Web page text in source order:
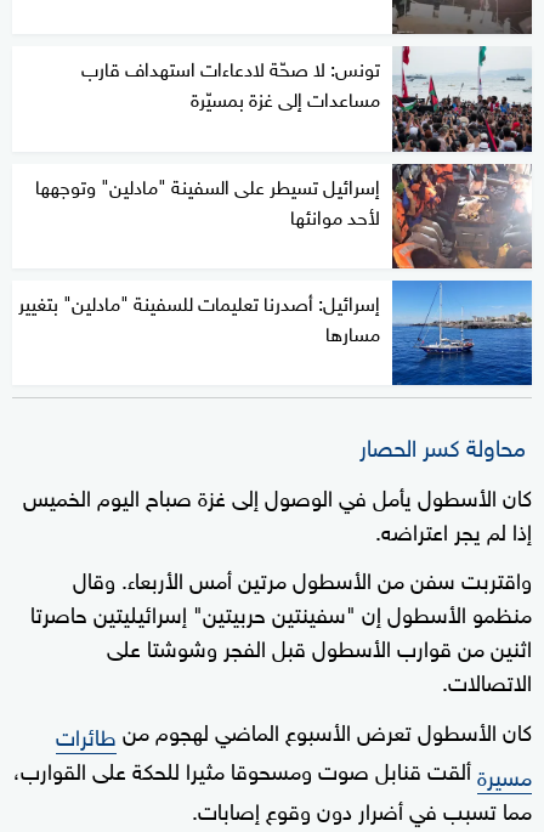
تونس: لا صحّة لادعاءات استهداف قارب
مساعدات إلى غزة بمسيّرة
إسرائيل تسيطر على السفينة "مادلين" وتوجهها
لأحد موانئها
إسرائيل: أصدرنا تعليمات للسفينة "مادلين" بتغيير
مسارها
محاولة كسر الحصار
كان الأسطول يأمل في الوصول إلى غزة صباح اليوم الخميس
إذا لم يجر اعتراضه.
واقتربت سفن من الأسطول مرتين أمس الأربعاء. وقال
منظمو الأسطول إن "سفينتين حربيتين" إسرائيليتين حاصرتا
اثنين من قوارب الأسطول قبل الفجر وشوشتا على
الاتصالات.
كان الأسطول تعرض الأسبوع الماضي لهجوم منطائرات
مسيرةألقت قنابل صوت ومسحوقا مثيرا للحكة على القوارب،
مما تسبب في أضرار دون وقوع إصابات.